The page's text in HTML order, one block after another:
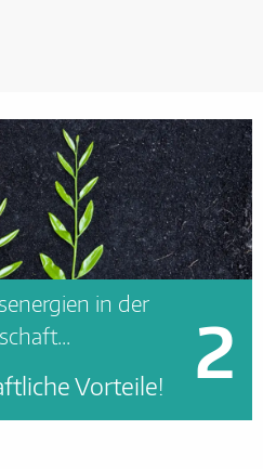
2
in der
Vorteile!